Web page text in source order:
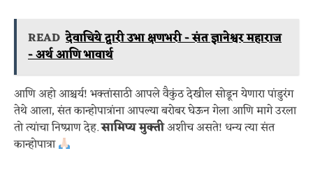
READ देवाचिये द्वारी उभा क्षणभरी - संत ज्ञानेश्वर महाराज
- अर्थ आणि भावार्थ
आणि अहो आश्चर्य! भक्तांसाठी आपले वैकुंठ देखील सोडून येणारा पांडुरंग
तेथे आला, संत कान्होपात्रांना आपल्या बरोबर घेऊन गेला आणि मागे उरला
तो त्यांचा निष्प्राण देह.सामिप्य मुक्तीअशीच असते! धन्य त्या संत
कान्होपात्रा